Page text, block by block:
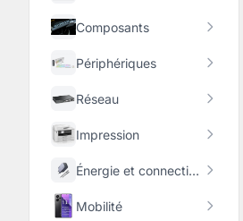
Composants
Périphériques
Réseau
Impression
Énergie et connectique
Mobilité